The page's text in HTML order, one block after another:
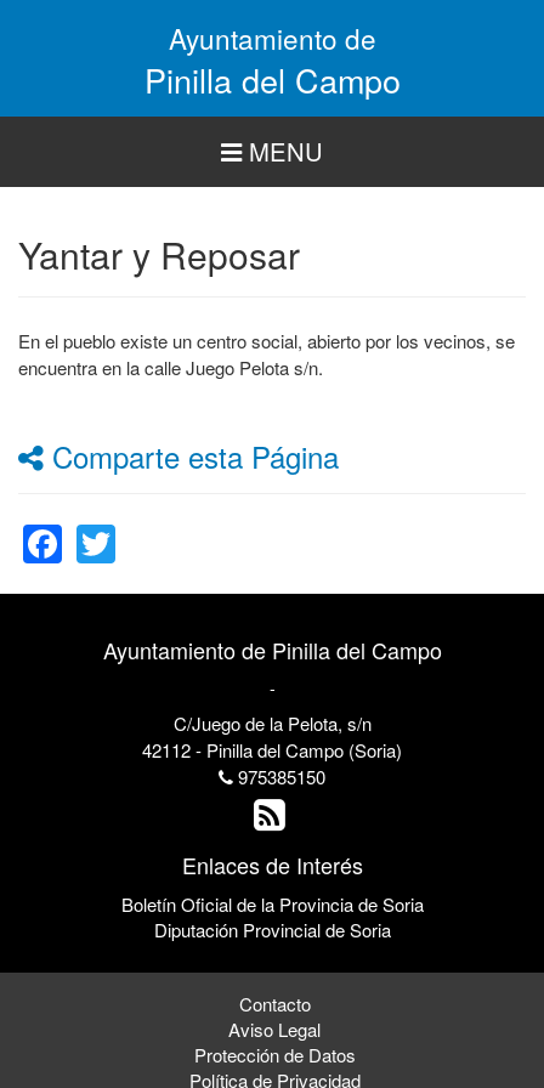
Ayuntamiento de
Pinilla del Campo
MENU
Yantar y Reposar
En el pueblo existe un centro social, abierto por los vecinos, se
encuentra en la calle Juego Pelota s/n.
Comparte esta Página
Facebook
Ayuntamiento de Pinilla del Campo
-
C/Juego de la Pelota, s/n
42112 - Pinilla del Campo (Soria)
975385150
Enlaces de Interés
Boletín Oficial de la Provincia de Soria
Diputación Provincial de Soria
Contacto
Aviso Legal
Protección de Datos
Política de Privacidad